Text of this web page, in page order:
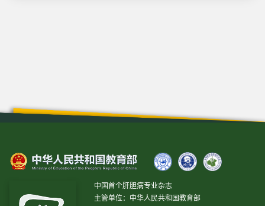
中国首个肝胆病专业杂志
主管单位：中华人民共和国教育部